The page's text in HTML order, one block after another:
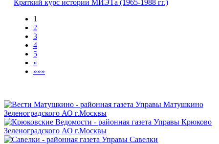
Краткий курс истории МИЭТа (1965-1988 гг.)
1
2
3
4
5
»
»»»